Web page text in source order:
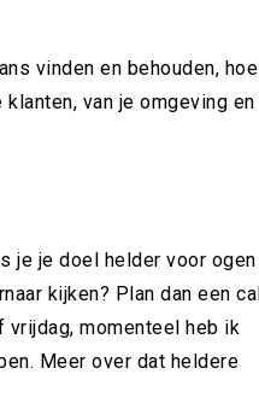
vinden en behouden, hoe
van je omgeving en
je je doel helder voor ogen
kijken? Plan dan een call
vrijdag, momenteel heb ik
Meer over dat heldere